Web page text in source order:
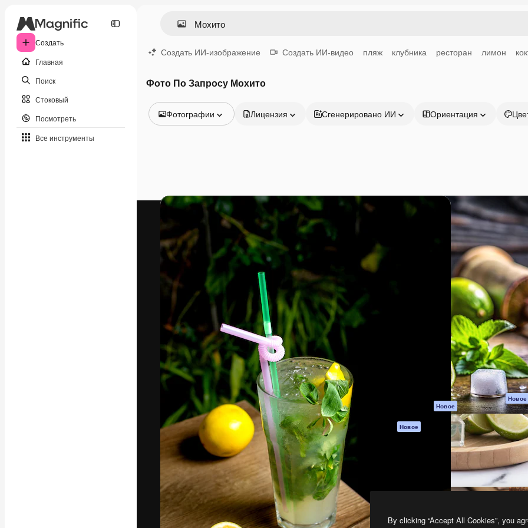
Создать
Главная
Поиск
Стоковый
Посмотреть
Все инструменты
Создать ИИ-изображение Создать ИИ-видео пляж клубника ресторан лимон
Фото По Запросу Мохито
Фотографии
Видео
Видеоролик
Моушн-дизайн
Видеошаблоны
Иконки
3D-модели
Шрифты
Лицензия Сгенерировано ИИ Ориентация
Креативная платформа для создания
ваших лучших работ. Более 1 миллиона
подписчиков среди креаторов,
предприятий, агентств и студий.
Pусский
Продукция
Spaces
Новое
Новое
Начать
Academy
Документация по
Пакету ИИ
Служба
поддержки
Условия и
положения
Политика
Оригиналы Новое
Политика
cookie
Центр доверия
Партнеры
Предприятие
By clicking “Accept All Cookies”, you